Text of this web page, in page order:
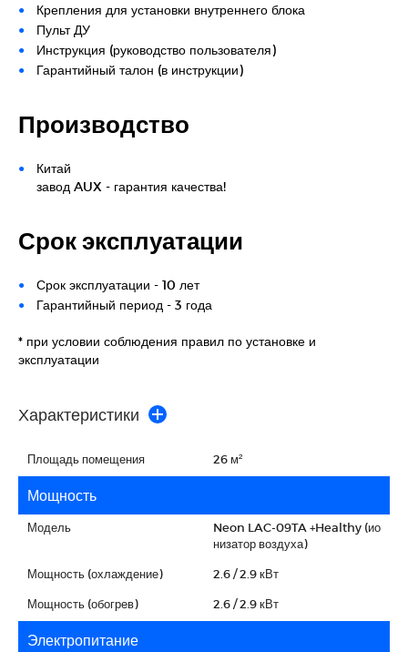
Крепления для установки внутреннего блока
Пульт ДУ
Инструкция (руководство пользователя)
Гарантийный талон (в инструкции)
Производство
Китай
завод AUX - гарантия качества!
Срок эксплуатации
Срок эксплуатации - 10 лет
Гарантийный период - 3 года
* при условии соблюдения правил по установке и
эксплуатации
Характеристики
Площадь помещения 26 м²
Мощность
Модель
Neon LAC-09TA +Healthy (ио
низатор воздуха)
Мощность (охлаждение) 2.6 / 2.9 кВт
Мощность (обогрев) 2.6 / 2.9 кВт
Электропитание